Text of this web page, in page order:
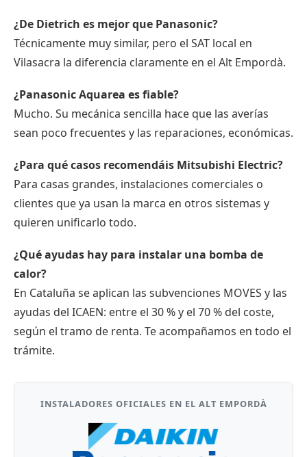
¿De Dietrich es mejor que Panasonic?
Técnicamente muy similar, pero el SAT local en
Vilasacra la diferencia claramente en el Alt Empordà.
¿Panasonic Aquarea es fiable?
Mucho. Su mecánica sencilla hace que las averías
sean poco frecuentes y las reparaciones, económicas.
¿Para qué casos recomendáis Mitsubishi Electric?
Para casas grandes, instalaciones comerciales o
clientes que ya usan la marca en otros sistemas y
quieren unificarlo todo.
¿Qué ayudas hay para instalar una bomba de
calor?
En Cataluña se aplican las subvenciones MOVES y las
ayudas del ICAEN: entre el 30 % y el 70 % del coste,
según el tramo de renta. Te acompañamos en todo el
trámite.
INSTALADORES OFICIALES EN EL ALT EMPORDÀ